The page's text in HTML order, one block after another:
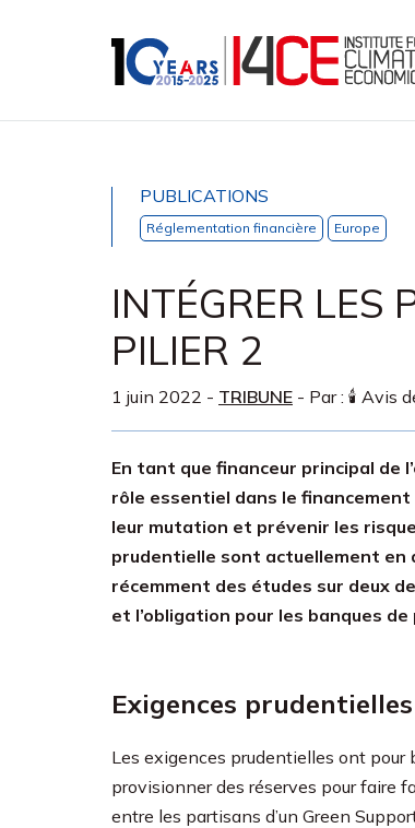
PUBLICATIONS
Réglementation financière Europe
INTÉGRER LES
PILIER 2
1 juin 2022 - TRIBUNE - Par : 🕯️ Avis
En tant que financeur principal de
rôle essentiel dans le
leur mutation et prévenir les
prudentielle sont actuellement en
récemment des études sur deux
et l’obligation pour les banques
Exigences prudentielles
Les exigences prudentielles ont
provisionner des réserves pour faire
entre les partisans d’un Green